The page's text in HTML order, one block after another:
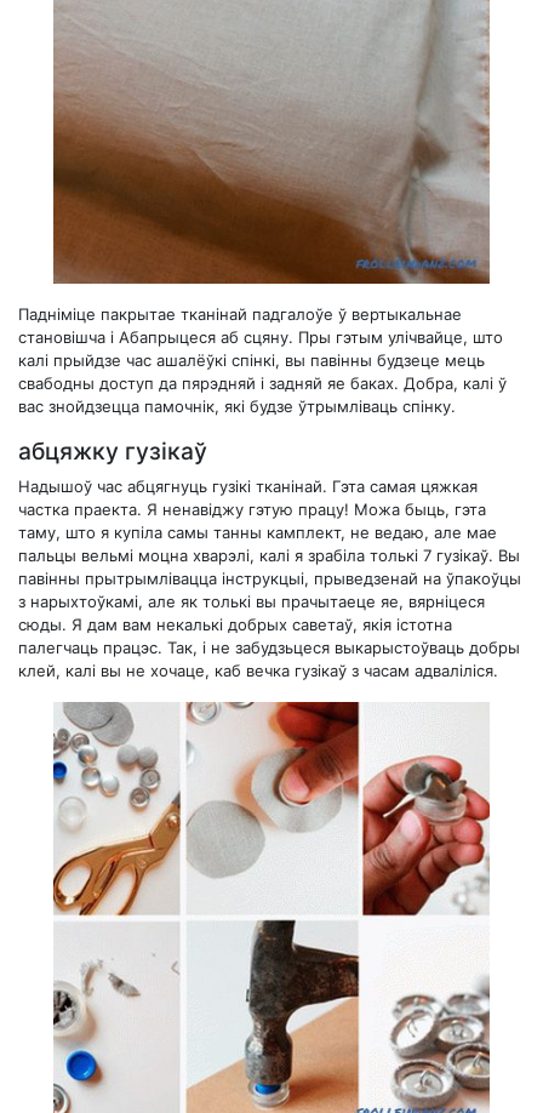
Падніміце пакрытае тканінай падгалоўе ў вертыкальнае
становішча і Абапрыцеся аб сцяну. Пры гэтым улічвайце, што
калі прыйдзе час ашалёўкі спінкі, вы павінны будзеце мець
свабодны доступ да пярэдняй і задняй яе баках. Добра, калі ў
вас знойдзецца памочнік, які будзе ўтрымліваць спінку.
абцяжку гузікаў
Надышоў час абцягнуць гузікі тканінай. Гэта самая цяжкая
частка праекта. Я ненавіджу гэтую працу! Можа быць, гэта
таму, што я купіла самы танны камплект, не ведаю, але мае
пальцы вельмі моцна хварэлі, калі я зрабіла толькі 7 гузікаў. Вы
павінны прытрымлівацца інструкцыі, прыведзенай на ўпакоўцы
з нарыхтоўкамі, але як толькі вы прачытаеце яе, вярніцеся
сюды. Я дам вам некалькі добрых саветаў, якія істотна
палегчаць працэс. Так, і не забудзьцеся выкарыстоўваць добры
клей, калі вы не хочаце, каб вечка гузікаў з часам адваліліся.